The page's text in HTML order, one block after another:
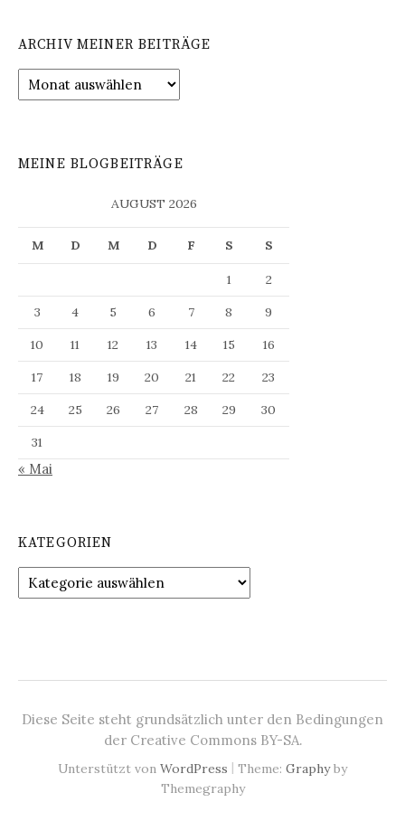
ARCHIV MEINER BEITRÄGE
Archiv
meiner
MEINE BLOGBEITRÄGE
AUGUST 2026
M D M D F S S
1
2
3
4 5 6 7 8
9
10
11 12 13 14 15
16
17
18 19 20 21 22
23
24
25 26 27 28 29
30
31
« Mai
KATEGORIEN
Kategorien
Diese Seite steht grundsätzlich unter den Bedingungen
der Creative Commons BY-SA.
Unterstützt von WordPress | Theme: Graphyby
Themegraphy